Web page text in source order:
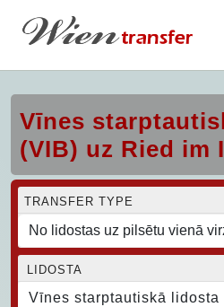
Vīnes
(VIB) uz Ried im
TRANSFER TYPE
LIDOSTA
Vīnes starptautiskā lidosta